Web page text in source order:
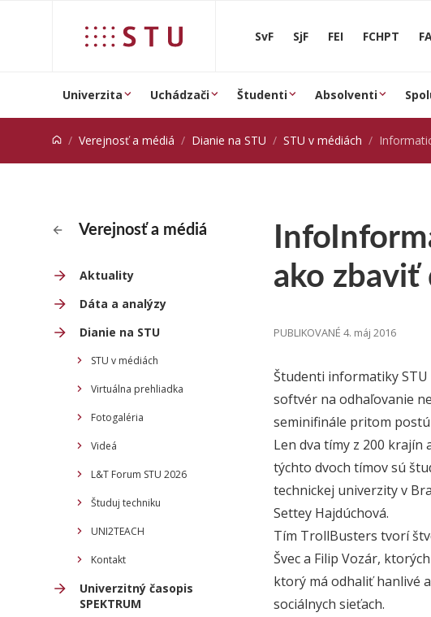
SvF SjF FEI FCHPT
Univerzita Uchádzači Študenti Absolventi
Verejnosť a médiá Dianie na STU STU v médiách Informatici z STU v
Verejnosť a médiá
Aktuality
Dáta a analýzy
Dianie na STU
STU v médiách
Virtuálna prehliadka
Fotogaléria
Videá
L&T Forum STU 2026
Študuj techniku
UNI2TEACH
Kontakt
Univerzitný časopis
SPEKTRUM
ako
PUBLIKOVANÉ 4. máj 2016
Študenti informatiky
softvér na odhaľovanie
seminifinále pritom
Len dva tímy z 200 krajín
týchto dvoch tímov sú
technickej univerzity v
Settey Hajdúchová.
Tím TrollBusters tvorí
Švec a Filip Vozár,
ktorý má odhaliť hanlivé
sociálnych sieťach.